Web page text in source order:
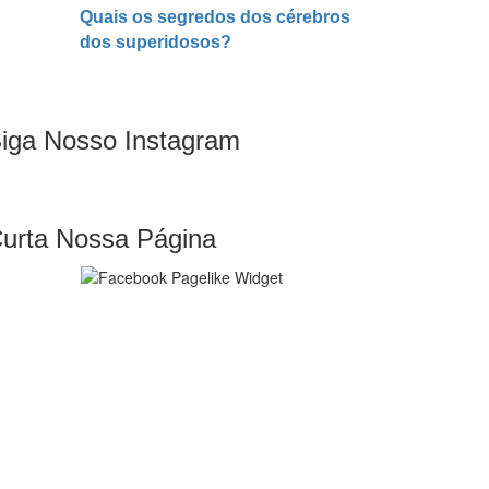
Quais os segredos dos cérebros
dos superidosos?
Nosso Instagram
Nossa Página